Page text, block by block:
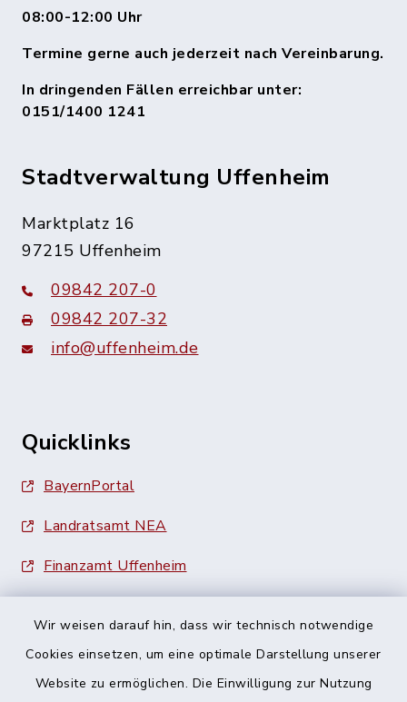
Wir weisen darauf hin, dass wir technisch notwendige
Cookies einsetzen, um eine optimale Darstellung unserer
Website zu ermöglichen. Die Einwilligung zur Nutzung
08:00-12:00 Uhr
Termine gerne auch jederzeit nach Vereinbarung.
In dringenden Fällen erreichbar unter:
0151/1400 1241
Stadtverwaltung Uffenheim
Marktplatz 16
97215 Uffenheim
09842 207-0
09842 207-32
info@uffenheim.de
Quicklinks
BayernPortal
Landratsamt NEA
Finanzamt Uffenheim